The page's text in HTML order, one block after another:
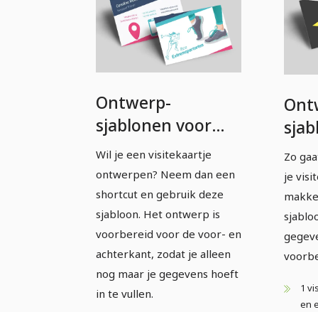
Ontwerp-
sjablonen voor
visitekaartjes –
Versie 9
Wil je een visitekaartje
ontwerpen? Neem dan een
shortcut en gebruik deze
sjabloon. Het ontwerp is
voorbereid voor de voor- en
achterkant, zodat je alleen
nog maar je gegevens hoeft
in te vullen.
Zo
je
1
en